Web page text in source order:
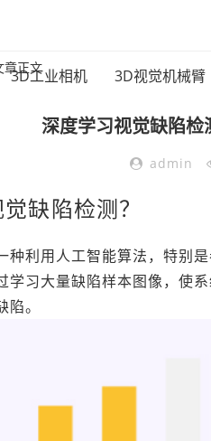
3D工业相机 3D视觉机械臂
章正文
深度学习视觉缺陷
admin
缺陷检测？
种利用人工智能算法，特别
学习大量缺陷样本图像，使
。